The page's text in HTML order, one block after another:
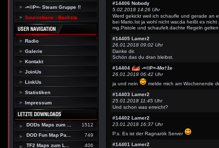
-=©P=- Steam Gruppe !!
Sourcebans - Banliste
Radio
Galerie
Kontakt
JoinUs
LinkUs
Statistiken
Impressum
DODs Maps zum ...
1512
DOD Fun Map Pa...
749
TF2 Maps zum L...
406
#14406 Nobody
5.02.2018 14:26 Uhr
Werd gekickt weil ich schaufle und gerade an
bei Mario.Ist ja wohl nicht war,da heißt es
mg,Pistole und schaufelt.dachte Regeln
#14405 Lamer2
26.01.2018 09:02 Uhr
Danke dir.
Schön das du dran bleibst.
#14404
-=©P=-Мα†žє
26.01.2018 06:42 Uhr
ja und nein
melde mich am Wochenende
#14403 Lamer2
25.01.2018 11:45 Uhr
Und schon was erreicht?
#14402 Lamer2
23.01.2018 16:37 Uhr
P.s. Es ist der Ragnarök Server
#14401 Lamer2